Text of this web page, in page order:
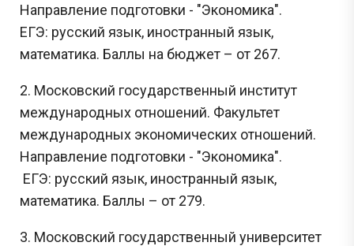
Направление подготовки - "Экономика".
ЕГЭ: русский язык, иностранный язык,
математика. Баллы на бюджет – от 267.
2. Московский государственный институт
международных отношений. Факультет
международных экономических отношений.
Направление подготовки - "Экономика".
ЕГЭ: русский язык, иностранный язык,
математика. Баллы – от 279.
3. Московский государственный университет